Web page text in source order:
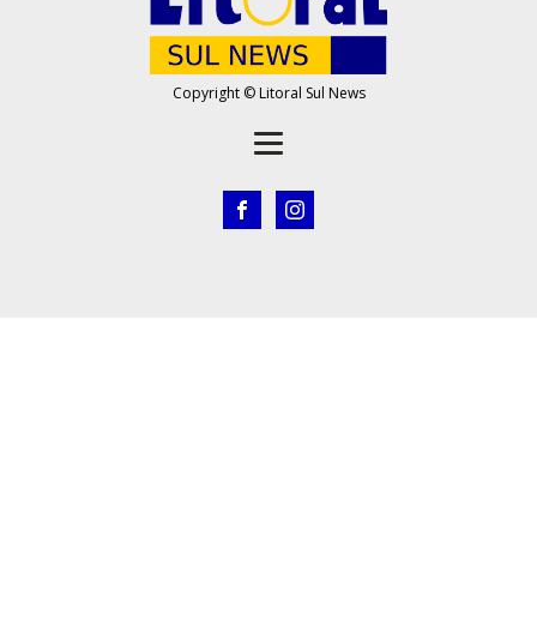
Copyright © Litoral Sul News